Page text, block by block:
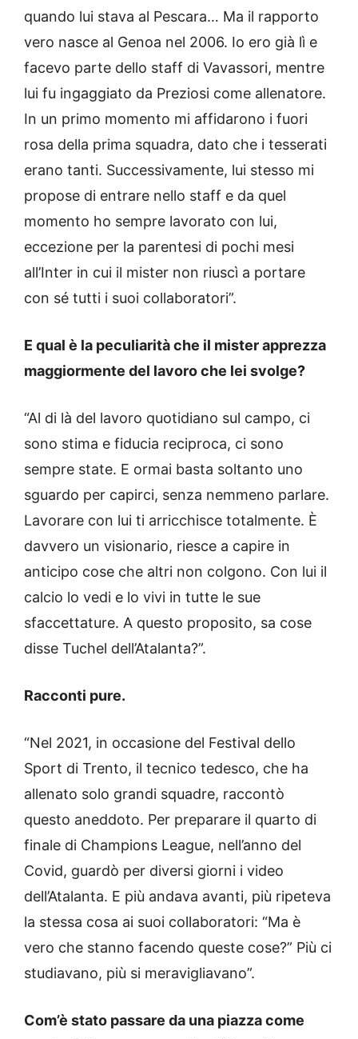
quando lui stava al Pescara… Ma il rapporto
vero nasce al Genoa nel 2006. Io ero già lì e
facevo parte dello staff di Vavassori, mentre
lui fu ingaggiato da Preziosi come allenatore.
In un primo momento mi affidarono i fuori
rosa della prima squadra, dato che i tesserati
erano tanti. Successivamente, lui stesso mi
propose di entrare nello staff e da quel
momento ho sempre lavorato con lui,
eccezione per la parentesi di pochi mesi
all’Inter in cui il mister non riuscì a portare
con sé tutti i suoi collaboratori”.
E qual è la peculiarità che il mister apprezza
maggiormente del lavoro che lei svolge?
“Al di là del lavoro quotidiano sul campo, ci
sono stima e fiducia reciproca, ci sono
sempre state. E ormai basta soltanto uno
sguardo per capirci, senza nemmeno parlare.
Lavorare con lui ti arricchisce totalmente. È
davvero un visionario, riesce a capire in
anticipo cose che altri non colgono. Con lui il
calcio lo vedi e lo vivi in tutte le sue
sfaccettature. A questo proposito, sa cose
disse Tuchel dell’Atalanta?”.
Racconti pure.
“Nel 2021, in occasione del Festival dello
Sport di Trento, il tecnico tedesco, che ha
allenato solo grandi squadre, raccontò
questo aneddoto. Per preparare il quarto di
finale di Champions League, nell’anno del
Covid, guardò per diversi giorni i video
dell’Atalanta. E più andava avanti, più ripeteva
la stessa cosa ai suoi collaboratori: “Ma è
vero che stanno facendo queste cose?” Più ci
studiavano, più si meravigliavano”.
Com’è stato passare da una piazza come